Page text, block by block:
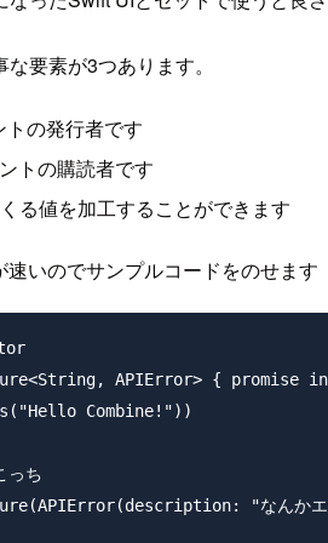
要素が3つあります。
の発行者です
トの購読者です
る値を加工することができます
いのでサンプルコードをのせます
APIError> { promise in
Combine!"))
っち
"なんかエ